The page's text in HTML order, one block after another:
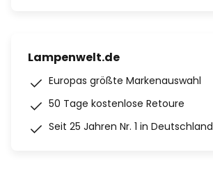
Lampenwelt.de
Europas größte Markenauswahl
50 Tage kostenlose Retoure
Seit 25 Jahren Nr. 1 in Deutschland